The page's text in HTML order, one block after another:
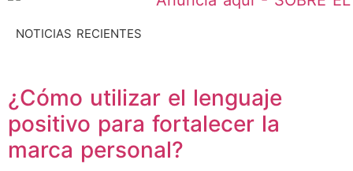
NOTICIAS RECIENTES
¿Cómo utilizar el lenguaje
positivo para fortalecer la
marca personal?